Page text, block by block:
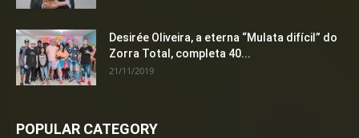
Desirée Oliveira, a eterna “Mulata difícil” do
Zorra Total, completa 40...
21/11/2019
POPULAR CATEGORY